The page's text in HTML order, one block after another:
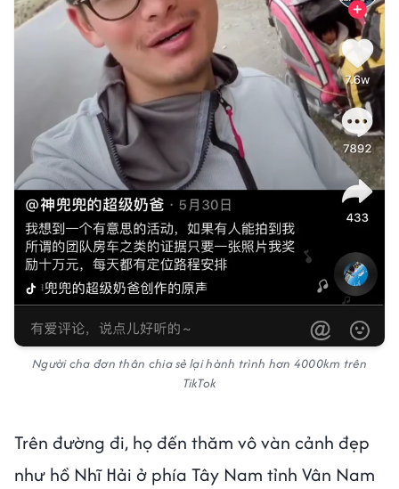
Người cha đơn thân chia sẻ lại hành trình hơn 4000km trên
TikTok
Trên đường đi, họ đến thăm vô vàn cảnh đẹp
như hồ Nhĩ Hải ở phía Tây Nam tỉnh Vân Nam